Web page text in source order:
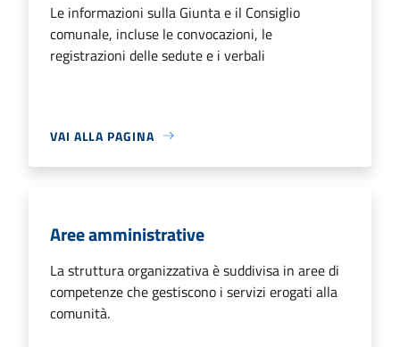
Le informazioni sulla Giunta e il Consiglio
comunale, incluse le convocazioni, le
registrazioni delle sedute e i verbali
VAI ALLA PAGINA
Aree amministrative
La struttura organizzativa è suddivisa in aree di
competenze che gestiscono i servizi erogati alla
comunità.